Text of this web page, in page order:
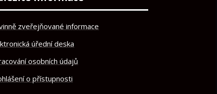
zveřejňované informace
úřední deska
osobních údajů
o přístupnosti